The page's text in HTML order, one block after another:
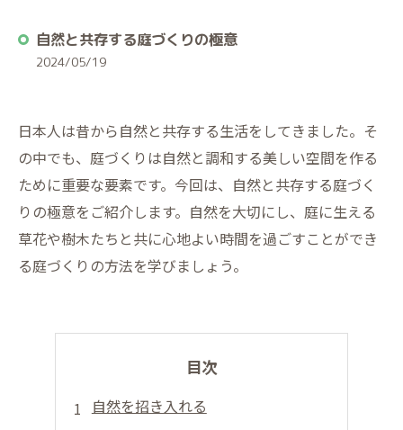
自然と共存する庭づくりの極意
2024/05/19
日本人は昔から自然と共存する生活をしてきました。そ
の中でも、庭づくりは自然と調和する美しい空間を作る
ために重要な要素です。今回は、自然と共存する庭づく
りの極意をご紹介します。自然を大切にし、庭に生える
草花や樹木たちと共に心地よい時間を過ごすことができ
る庭づくりの方法を学びましょう。
目次
自然を招き入れる